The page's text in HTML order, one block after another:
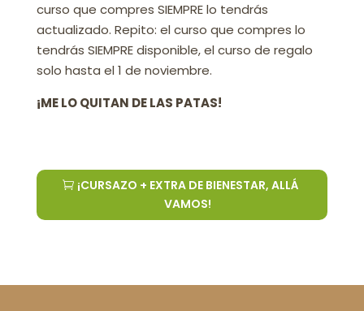
curso que compres SIEMPRE lo tendrás
actualizado. Repito: el curso que compres lo
tendrás SIEMPRE disponible, el curso de regalo
solo hasta el 1 de noviembre.
¡ME LO QUITAN DE LAS PATAS!
¡CURSAZO + EXTRA DE BIENESTAR, ALLÁ
VAMOS!